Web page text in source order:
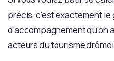
précis, c'est exactement le
d'accompagnement qu'on
acteurs du tourisme